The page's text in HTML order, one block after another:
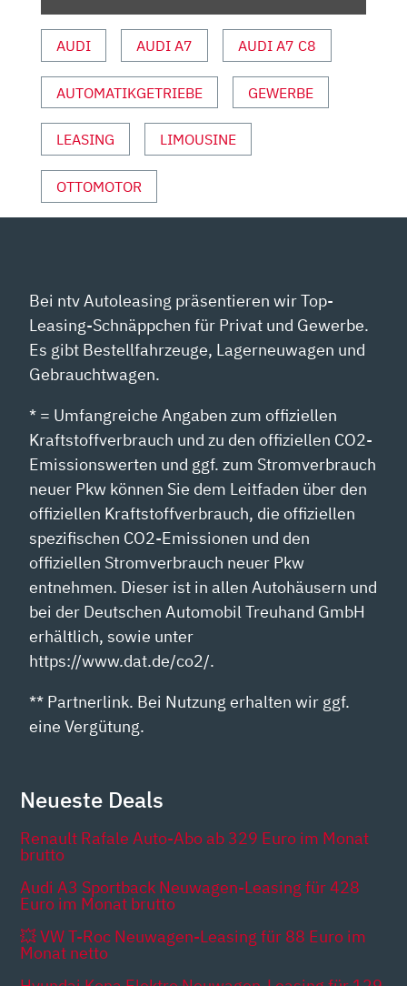
ANZEIGEN
AUDI AUDI A7 AUDI A7 C8
AUTOMATIKGETRIEBE GEWERBE
LEASING LIMOUSINE
OTTOMOTOR
Bei ntv Autoleasing präsentieren wir Top-
Leasing-Schnäppchen für Privat und Gewerbe.
Es gibt Bestellfahrzeuge, Lagerneuwagen und
Gebrauchtwagen.
* = Umfangreiche Angaben zum offiziellen
Kraftstoffverbrauch und zu den offiziellen CO2-
Emissionswerten und ggf. zum Stromverbrauch
neuer Pkw können Sie dem Leitfaden über den
offiziellen Kraftstoffverbrauch, die offiziellen
spezifischen CO2-Emissionen und den
offiziellen Stromverbrauch neuer Pkw
entnehmen. Dieser ist in allen Autohäusern und
bei der Deutschen Automobil Treuhand GmbH
erhältlich, sowie unter
https://www.dat.de/co2/.
** Partnerlink. Bei Nutzung erhalten wir ggf.
eine Vergütung.
Neueste Deals
Renault Rafale Auto-Abo ab 329 Euro im Monat
brutto
Audi A3 Sportback Neuwagen-Leasing für 428
Euro im Monat brutto
💥 VW T-Roc Neuwagen-Leasing für 88 Euro im
Monat netto